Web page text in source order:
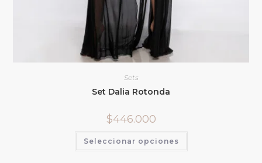
Sets
Set Dalia Rotonda
$446.000
Seleccionar opciones